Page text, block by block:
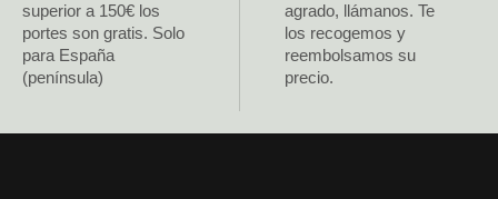
superior a 150€ los
portes son gratis. Solo
para España
(península)
agrado, llámanos. Te
los recogemos y
reembolsamos su
precio.